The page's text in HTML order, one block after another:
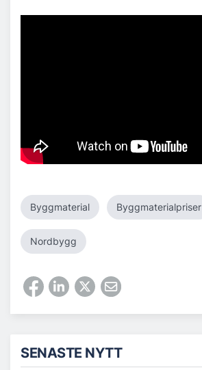
Byggmaterial Byggmaterialpriser
Nordbygg
SENASTE NYTT